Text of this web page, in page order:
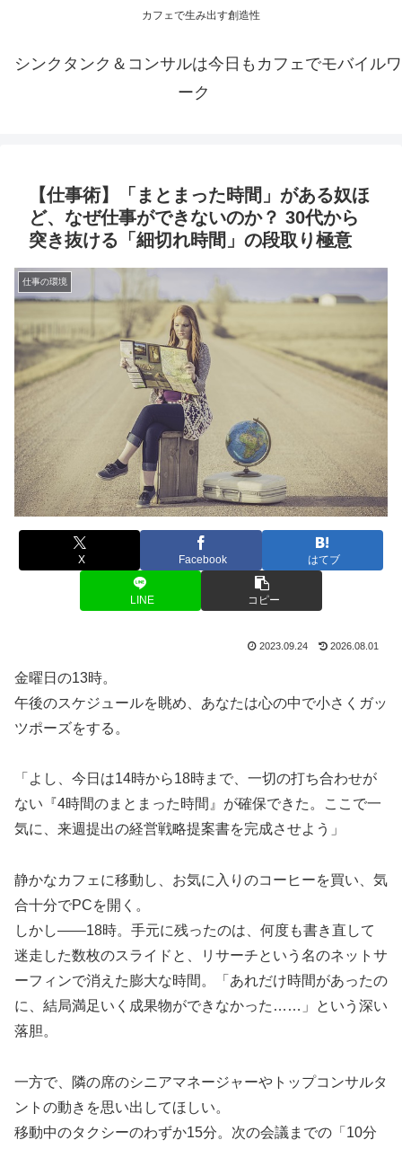
カフェで生み出す創造性
シンクタンク＆コンサルは今日もカフェでモバイルワ
ーク
【仕事術】「まとまった時間」がある奴ほ
ど、なぜ仕事ができないのか？ 30代から
突き抜ける「細切れ時間」の段取り極意
仕事の環境
X Facebook はてブ
LINE コピー
2023.09.24 2026.08.01
金曜日の13時。
午後のスケジュールを眺め、あなたは心の中で小さくガッ
ツポーズをする。
「よし、今日は14時から18時まで、一切の打ち合わせが
ない『4時間のまとまった時間』が確保できた。ここで一
気に、来週提出の経営戦略提案書を完成させよう」
静かなカフェに移動し、お気に入りのコーヒーを買い、気
合十分でPCを開く。
しかし——18時。手元に残ったのは、何度も書き直して
迷走した数枚のスライドと、リサーチという名のネットサ
ーフィンで消えた膨大な時間。「あれだけ時間があったの
に、結局満足いく成果物ができなかった……」という深い
落胆。
一方で、隣の席のシニアマネージャーやトップコンサルタ
ントの動きを思い出してほしい。
移動中のタクシーのわずか15分。次の会議までの「10分